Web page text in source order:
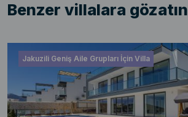
Benzer villalara gözatın
Jakuzili Geniş Aile Grupları İçin Villa